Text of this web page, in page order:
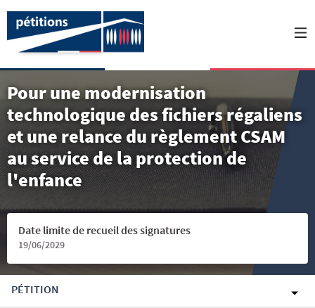
Pour une modernisation
technologique des fichiers régaliens
et une relance du règlement CSAM
au service de la protection de
l'enfance
Date limite de recueil des signatures
19/06/2029
PÉTITION